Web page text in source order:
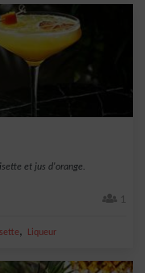
et jus d'orange.
1
, Liqueur